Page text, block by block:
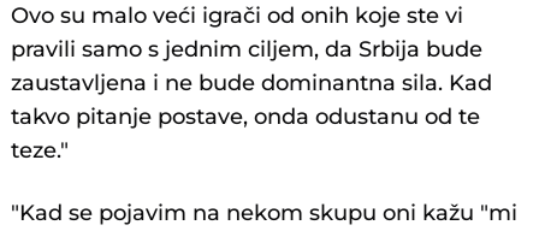
Ovo su malo veći igrači od onih koje ste vi
pravili samo s jednim ciljem, da Srbija bude
zaustavljena i ne bude dominantna sila. Kad
takvo pitanje postave, onda odustanu od te
teze."
"Kad se pojavim na nekom skupu oni kažu "mi